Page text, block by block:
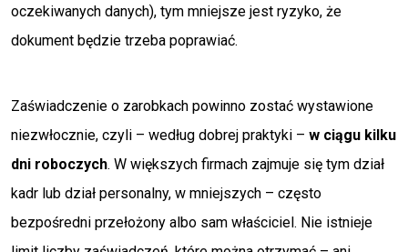
oczekiwanych danych), tym mniejsze jest ryzyko, że
dokument będzie trzeba poprawiać.
Zaświadczenie o zarobkach powinno zostać wystawione
niezwłocznie, czyli – według dobrej praktyki – w ciągu kilku
dni roboczych. W większych firmach zajmuje się tym dział
kadr lub dział personalny, w mniejszych – często
bezpośredni przełożony albo sam właściciel. Nie istnieje